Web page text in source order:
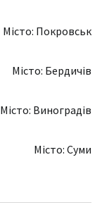
Місто: Покровськ
Місто: Бердичів
Місто: Виноградів
Місто: Суми